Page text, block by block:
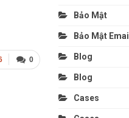
0
Bảo Mật
Bảo Mật Email
Blog
Blog
Cases